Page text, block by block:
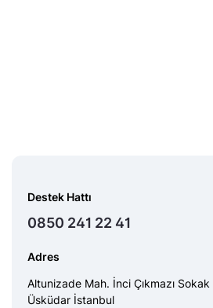
Destek Hattı
0850 241 22 41
Adres
Altunizade Mah. İnci Çıkmazı
Üsküdar İstanbul